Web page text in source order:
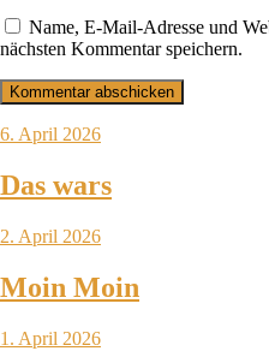
Name, E-Mail-Adresse und
nächsten Kommentar speichern.
6. April 2026
Das wars
2. April 2026
Moin Moin
1. April 2026